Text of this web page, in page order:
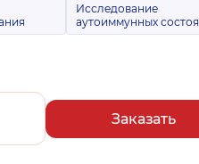
Исследование
аутоиммунных
Заказать